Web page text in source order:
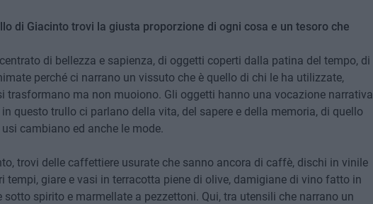
di Giacinto trovi la giusta proporzione di ogni cosa e un tesoro che
di bellezza e sapienza, di oggetti coperti dalla patina del tempo, di
perché ci narrano un vissuto che è quello di chi le ha utilizzate,
trasformano ma non muoiono. Gli oggetti hanno una vocazione narrativa
questo trullo ci parlano della vita, del sapere e della memoria, di quello
cambiano ed anche le mode.
trovi delle caffettiere usurate che sanno ancora di caffè, dischi in vinile
tempi, giare e vasi in terracotta piene di olive, damigiane di vino fatto in
sotto spirito e marmellate a pezzettoni. Qui, tra utensili che narrano un